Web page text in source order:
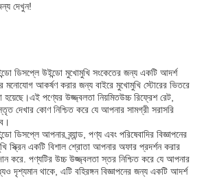
দেখুন!
ডিসপ্লে উইন্ডো মুখোমুখি সংকেতের জন্য একটি আদর্শ
মনোযোগ আকর্ষণ করার জন্য বাইরে মুখোমুখি স্টোরের ভিতরে
পণ্যের উজ্জ্বলতা নিয়মিতউচ্চ রিফ্রেশ রেট,
দেখার কোণ নিশ্চিত করে যে আপনার সামগ্রী সরাসরি
আপনার ব্র্যান্ড, পণ্য এবং পরিষেবাদির বিজ্ঞাপনের
স্ক্রিন একটি বিশাল শ্রোতা আপনার অফার প্রদর্শন করার
করে. পণ্যটির উচ্চ উজ্জ্বলতা স্তর নিশ্চিত করে যে আপনার
দৃশ্যমান থাকে, এটি বহিরঙ্গন বিজ্ঞাপনের জন্য একটি আদর্শ